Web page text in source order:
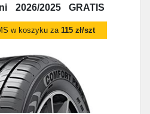
2026/2025 GRATIS
w koszyku za 115 zł/szt